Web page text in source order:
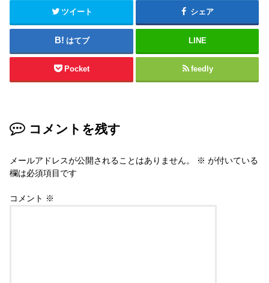
ツイート シェア
はてブ LINE
Pocket feedly
コメントを残す
メールアドレスが公開されることはありません。 ※ が付いている
欄は必須項目です
コメント ※